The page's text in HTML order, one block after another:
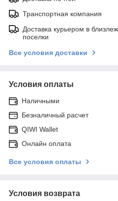
Транспортная компания
Доставка курьером в
поселки
Все условия доставки
Условия оплаты
Наличными
Безналичный расчет
QIWI Wallet
Онлайн оплата
Все условия оплаты
Условия возврата